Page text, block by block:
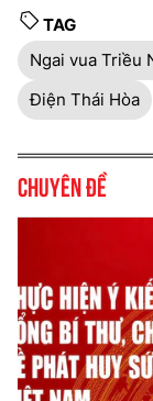
TAG
Ngai vua Triều
Điện Thái Hòa
Chuyên đề